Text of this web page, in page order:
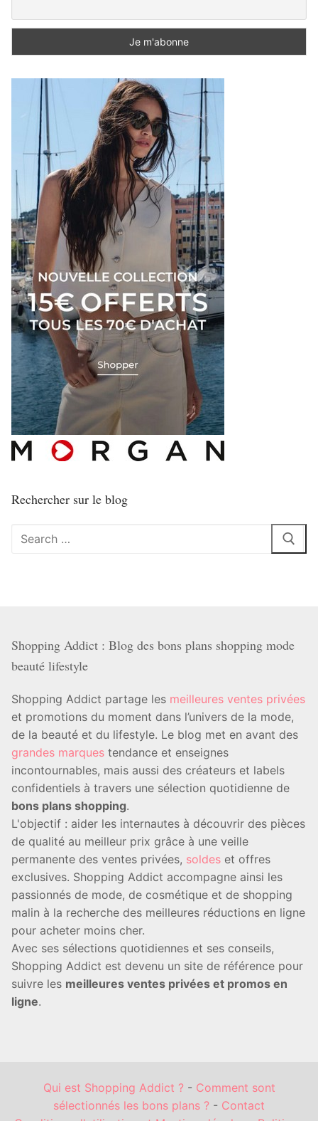
Rechercher sur le blog
Rechercher
Shopping Addict : Blog des bons plans shopping mode
beauté lifestyle
Shopping Addict partage les meilleures ventes privées
et promotions du moment dans l’univers de la mode,
de la beauté et du lifestyle. Le blog met en avant des
grandes marques tendance et enseignes
incontournables, mais aussi des créateurs et labels
confidentiels à travers une sélection quotidienne de
bons plans shopping.
L'objectif : aider les internautes à découvrir des pièces
de qualité au meilleur prix grâce à une veille
permanente des ventes privées, soldes et offres
exclusives. Shopping Addict accompagne ainsi les
passionnés de mode, de cosmétique et de shopping
malin à la recherche des meilleures réductions en ligne
pour acheter moins cher.
Avec ses sélections quotidiennes et ses conseils,
Shopping Addict est devenu un site de référence pour
suivre les meilleures ventes privées et promos en
ligne.
Qui est Shopping Addict ?- Comment sont
sélectionnés les bons plans ? - Contact